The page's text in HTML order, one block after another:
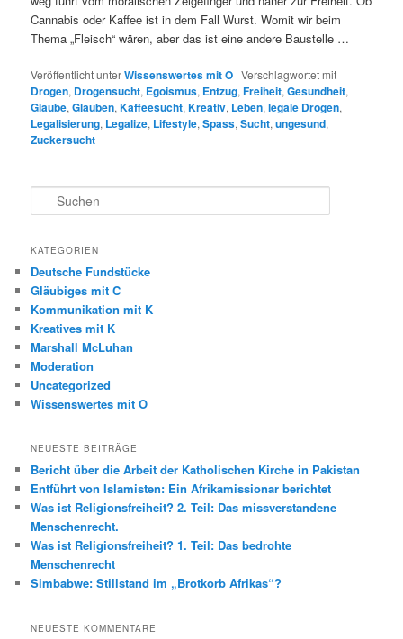
Cannabis oder Kaffee ist in dem Fall Wurst. Womit wir beim
Thema „Fleisch“ wären, aber das ist eine andere Baustelle …
Veröffentlicht unterWissenswertes mit O |Verschlagwortet mit
Drogen, Drogensucht, Egoismus, Entzug,Freiheit,Gesundheit,
Glaube,Glauben,Kaffeesucht,Kreativ, Leben,legale Drogen,
Legalisierung, Legalize, Lifestyle,Spass,Sucht,ungesund,
Zuckersucht
u
h
n
KATEGORIEN
Deutsche Fundstücke
Gläubiges mit C
Kommunikation mit K
Kreatives mit K
Marshall McLuhan
Moderation
Uncategorized
Wissenswertes mit O
NEUESTE BEITRÄGE
Bericht über die Arbeit der Katholischen Kirche in Pakistan
Entführt von Islamisten: Ein Afrikamissionar berichtet
Was ist Religionsfreiheit? 2. Teil: Das missverstandene
Menschenrecht.
Was ist Religionsfreiheit? 1. Teil: Das bedrohte
Menschenrecht
Simbabwe: Stillstand im „Brotkorb Afrikas“?
NEUESTE KOMMENTARE